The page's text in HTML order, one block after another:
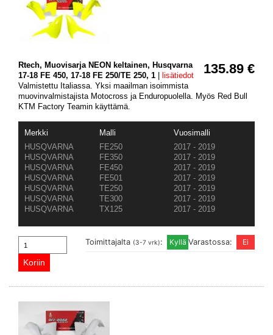
135.89 €
Rtech, Muovisarja NEON keltainen, Husqvarna
17-18 FE 450, 17-18 FE 250/TE 250, 1
lisätiedot
Valmistettu Italiassa. Yksi maailman isoimmista
muovinvalmistajista Motocross ja Enduropuolella. Myös Red Bull
KTM Factory Teamin käyttämä.
Merkki Malli
Vuosimalli
HUSQVARNA
FE250
2017 - 2019
HUSQVARNA
FE350
2017 - 2019
HUSQVARNA
FE450
2017 - 2019
HUSQVARNA
FE501
2017 - 2019
HUSQVARNA
TE250
2017 - 2019
HUSQVARNA
TE300
2017 - 2019
HUSQVARNA
TX125 2017 - 2019
Varastossa:
Toimittajalta (3-7 vrk):